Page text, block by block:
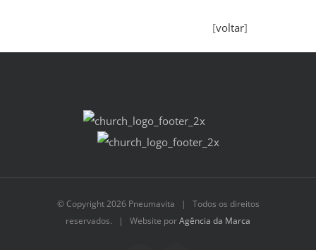
[voltar]
© Copyright2026 Pneumavita | Todos os direitos
reservados. | Website porAgência da Marca